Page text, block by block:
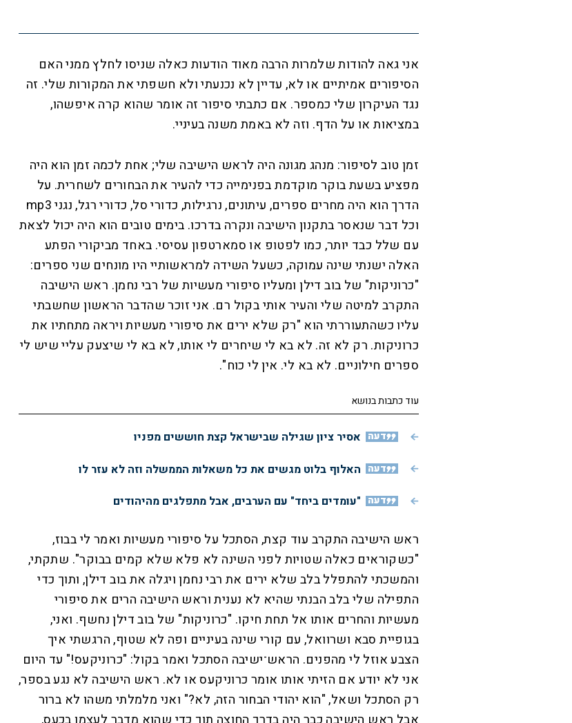
אני גאה להודות שלמרות הרבה מאוד הודעות כאלה שניסו לחלץ ממני האם
הסיפורים אמיתיים או לא, עדיין לא נכנעתי ולא חשפתי את המקורות שלי. זה
נגד העיקרון שלי כמספר. אם כתבתי סיפור זה אומר שהוא קרה איפשהו,
במציאות או על הדף. וזה לא באמת משנה בעיניי.
זמן טוב לסיפור: מנהג מגונה היה לראש הישיבה שלי; אחת לכמה זמן הוא היה
מפציע בשעת בוקר מוקדמת בפנימייה כדי להעיר את הבחורים לשחרית. על
הדרך הוא היה מחרים ספרים, עיתונים, נרגילות, כדורי סל, כדורי רגל, נגני mp3
וכל דבר שנאסר בתקנון הישיבה ונקרה בדרכו. בימים טובים הוא היה יכול לצאת
עם שלל כבד יותר, כמו לפטופ או סמארטפון עסיסי. באחד מביקורי הפתע
האלה ישנתי שינה עמוקה, כשעל השידה למראשותיי היו מונחים שני ספרים:
"כרוניקות" של בוב דילן ומעליו סיפורי מעשיות של רבי נחמן. ראש הישיבה
התקרב למיטה שלי והעיר אותי בקול רם. אני זוכר שהדבר הראשון שחשבתי
עליו כשהתעוררתי הוא "רק שלא ירים את סיפורי מעשיות ויראה מתחתיו את
כרוניקות. רק לא זה. לא בא לי שיחרים לי אותו, לא בא לי שיצעק עליי שיש לי
ספרים חילוניים. לא בא לי. אין לי כוח".
עוד כתבות בנושא
דעה אסיר ציון שגילה שבישראל קצת חוששים מפניו
דעה האלוף בלוט מגשים את כל משאלות הממשלה וזה לא עזר לו
דעה "עומדים ביחד" עם הערבים, אבל מתפלגים מהיהודים
ראש הישיבה התקרב עוד קצת, הסתכל על סיפורי מעשיות ואמר לי בבוז,
"כשקוראים כאלה שטויות לפני השינה לא פלא שלא קמים בבוקר". שתקתי,
והמשכתי להתפלל בלב שלא ירים את רבי נחמן ויגלה את בוב דילן, ותוך כדי
התפילה שלי בלב הבנתי שהיא לא נענית וראש הישיבה הרים את סיפורי
מעשיות והחרים אותו אל תחת חיקו. "כרוניקות" של בוב דילן נחשף. ואני,
בגופיית סבא ושרוואל, עם קורי שינה בעיניים ופה לא שטוף, הרגשתי איך
הצבע אוזל לי מהפנים. הראש־ישיבה הסתכל ואמר בקול: "כרוניקעס!" עד היום
אני לא יודע אם הזיתי אותו אומר כרוניקעס או לא. ראש הישיבה לא נגע בספר,
רק הסתכל ושאל, "הוא יהודי הבחור הזה, לא?" ואני מלמלתי משהו לא ברור